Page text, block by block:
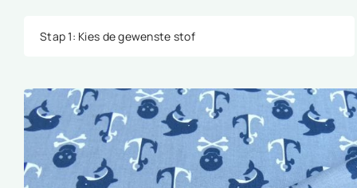
Stap 1: Kies de gewenste stof